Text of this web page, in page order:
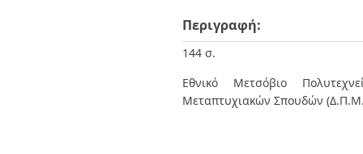
Περιγραφή:
144 σ.
Εθνικό Μετσόβιο
Μεταπτυχιακών Σπουδών